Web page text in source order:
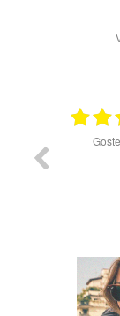
03.08.2026
certeza.